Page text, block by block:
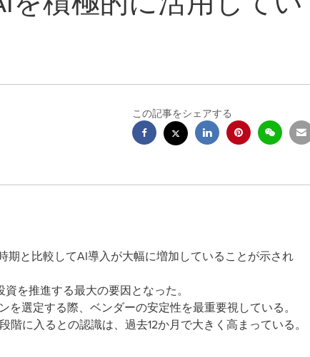
この記事をシェアする
と比較してAI導入が大幅に増加していることが示され
を推進する最大の要因となった。
選定する際、ベンダーの安定性を最重要視している。
に入るとの認識は、過去12か月で大きく高まっている。